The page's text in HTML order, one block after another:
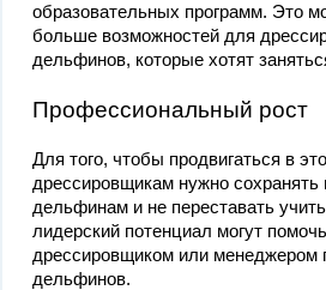
образовательных программ. Это
больше возможностей для
дельфинов, которые хотят
Профессиональный рост
Для того, чтобы продвигаться в
дрессировщикам нужно сохранять
дельфинам и не переставать
лидерский потенциал могут
дрессировщиком или менеджером
дельфинов.